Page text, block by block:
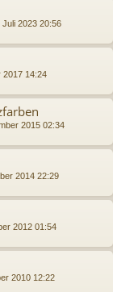
Juli 2023 20:56
2017 14:24
2015 02:34
2014 22:29
2012 01:54
2010 12:22